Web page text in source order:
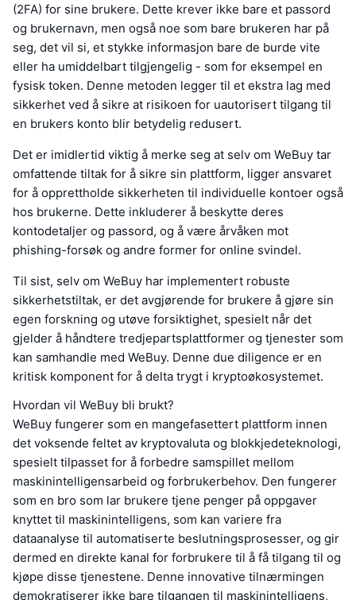
(2FA) for sine brukere. Dette krever ikke bare et passord
og brukernavn, men også noe som bare brukeren har på
seg, det vil si, et stykke informasjon bare de burde vite
eller ha umiddelbart tilgjengelig - som for eksempel en
fysisk token. Denne metoden legger til et ekstra lag med
sikkerhet ved å sikre at risikoen for uautorisert tilgang til
en brukers konto blir betydelig redusert.
Det er imidlertid viktig å merke seg at selv om WeBuy tar
omfattende tiltak for å sikre sin plattform, ligger ansvaret
for å opprettholde sikkerheten til individuelle kontoer også
hos brukerne. Dette inkluderer å beskytte deres
kontodetaljer og passord, og å være årvåken mot
phishing-forsøk og andre former for online svindel.
Til sist, selv om WeBuy har implementert robuste
sikkerhetstiltak, er det avgjørende for brukere å gjøre sin
egen forskning og utøve forsiktighet, spesielt når det
gjelder å håndtere tredjepartsplattformer og tjenester som
kan samhandle med WeBuy. Denne due diligence er en
kritisk komponent for å delta trygt i kryptoøkosystemet.
Hvordan vil WeBuy bli brukt?
WeBuy fungerer som en mangefasettert plattform innen
det voksende feltet av kryptovaluta og blokkjedeteknologi,
spesielt tilpasset for å forbedre samspillet mellom
maskinintelligensarbeid og forbrukerbehov. Den fungerer
som en bro som lar brukere tjene penger på oppgaver
knyttet til maskinintelligens, som kan variere fra
dataanalyse til automatiserte beslutningsprosesser, og gir
dermed en direkte kanal for forbrukere til å få tilgang til og
kjøpe disse tjenestene. Denne innovative tilnærmingen
demokratiserer ikke bare tilgangen til maskinintelligens,